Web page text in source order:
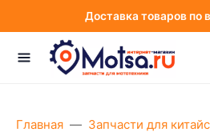
Доставка товаров по
Главная Запчасти для